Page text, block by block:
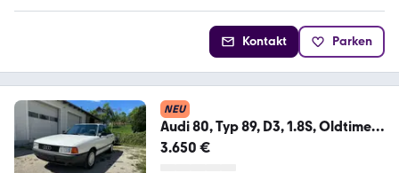
Kontakt Parken
NEU
Audi 80, Typ 89, D3, 1.8S, Oldtimer,
VAG, ...
3.650 €